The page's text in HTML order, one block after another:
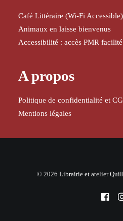
Café Littéraire (Wi-Fi Accessible)
Animaux en laisse bienvenus
Accessibilité : accès PMR facilité
A propos
Politique de confidentialité et
Mentions légales
© 2026 Librairie et atelier